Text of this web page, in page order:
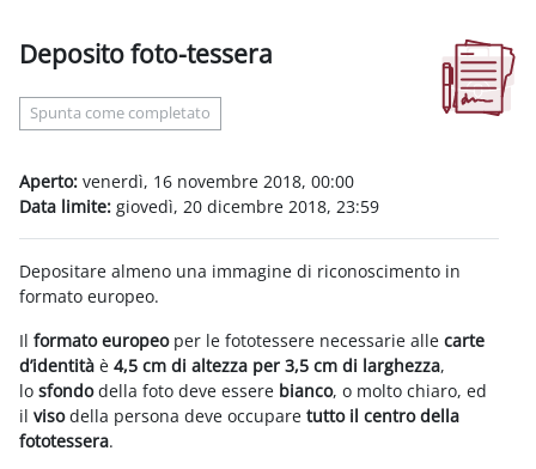
Deposito foto-tessera
Spunta come completato
Aperto: venerdì, 16 novembre 2018, 00:00
Data limite: giovedì, 20 dicembre 2018, 23:59
Depositare almeno una immagine di riconoscimento in
formato europeo.
Il formato europeoper le fototessere necessarie alle carte
d’identità è 4,5 cm di altezza per 3,5 cm di larghezza,
lo sfondodella foto deve essere bianco, o molto chiaro, ed
il visodella persona deve occupare tutto il centro della
fototessera.